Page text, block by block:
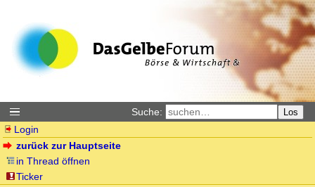
Suche: Los
Login
zurück zur Hauptseite
in Thread öffnen
Ticker